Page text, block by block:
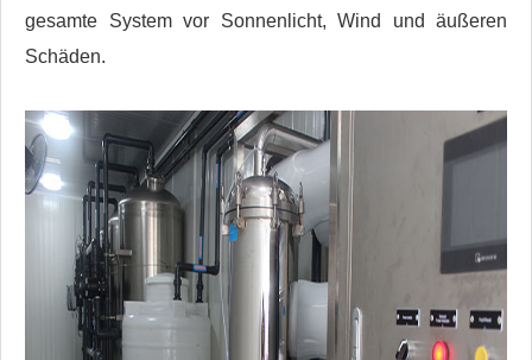
gesamte System vor Sonnenlicht, Wind und äußeren
Schäden.